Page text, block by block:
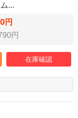
...
円
円
在庫確認